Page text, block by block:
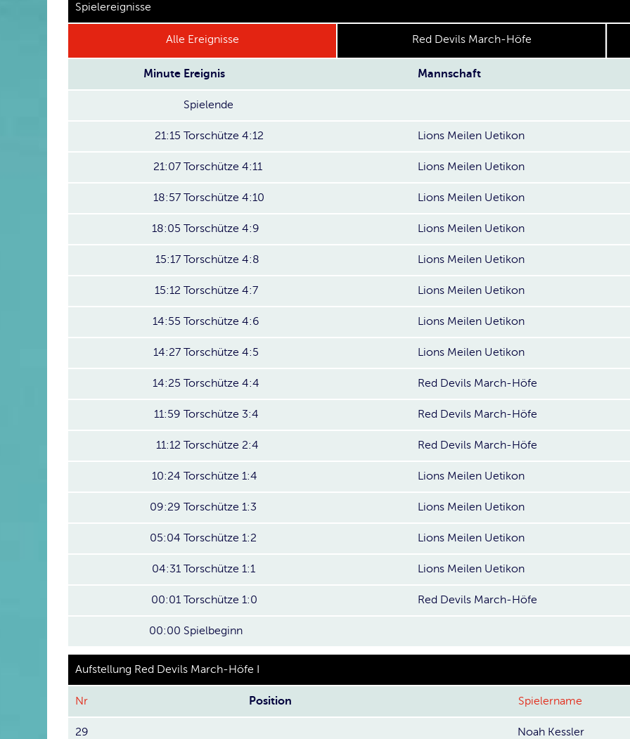
Spielereignisse
Alle Ereignisse Red Devils March-Höfe
Minute Ereignis Mannschaft
Spielende
21:15 Torschütze 4:12 Lions Meilen Uetikon
21:07 Torschütze 4:11 Lions Meilen Uetikon
18:57 Torschütze 4:10 Lions Meilen Uetikon
18:05 Torschütze 4:9 Lions Meilen Uetikon
15:17 Torschütze 4:8 Lions Meilen Uetikon
15:12 Torschütze 4:7 Lions Meilen Uetikon
14:55 Torschütze 4:6 Lions Meilen Uetikon
14:27 Torschütze 4:5 Lions Meilen Uetikon
14:25 Torschütze 4:4 Red Devils March-Höfe
11:59 Torschütze 3:4 Red Devils March-Höfe
11:12 Torschütze 2:4 Red Devils March-Höfe
10:24 Torschütze 1:4 Lions Meilen Uetikon
09:29 Torschütze 1:3 Lions Meilen Uetikon
05:04 Torschütze 1:2 Lions Meilen Uetikon
04:31 Torschütze 1:1 Lions Meilen Uetikon
00:01 Torschütze 1:0 Red Devils March-Höfe
00:00 Spielbeginn
Aufstellung Red Devils March-Höfe I
Nr Position Spielername
29 Noah Kessler